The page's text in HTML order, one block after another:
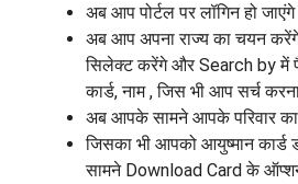
अब आप पोर्टल पर लॉगिन हो
अब आप अपना राज्य का चयन
सिलेक्ट करेंगे और Search by में
कार्ड, नाम , जिस भी आप सर्च
अब आपके सामने आपके परिवार का
जिसका भी आपको आयुष्मान
सामने Download Card के